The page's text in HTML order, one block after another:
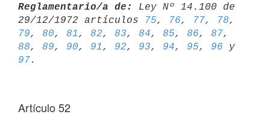
Reglamentario/a de:
Ley Nº 14.100 de
29/12/1972 artículos
75, 76, 77, 78
79, 80, 81 , 82, 83, 84, 85, 86, 87
88, 89, 90, 91 , 92, 93, 94, 95, 96 y
97
Artículo 52